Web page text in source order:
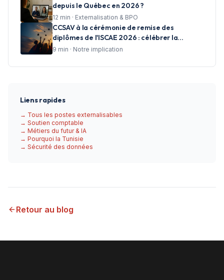
depuis le Québec en 2026 ?
12 min · Externalisation & BPO
CCSAV à la cérémonie de remise des
diplômes de l'ISCAE 2026 : célébrer la
réussite et accompagner les talents de
9 min · Notre implication
Liens rapides
→ Tous les postes externalisables
→ Soutien comptable
→ Métiers du futur & IA
→ Pourquoi la Tunisie
→ Sécurité des données
Retour au blog